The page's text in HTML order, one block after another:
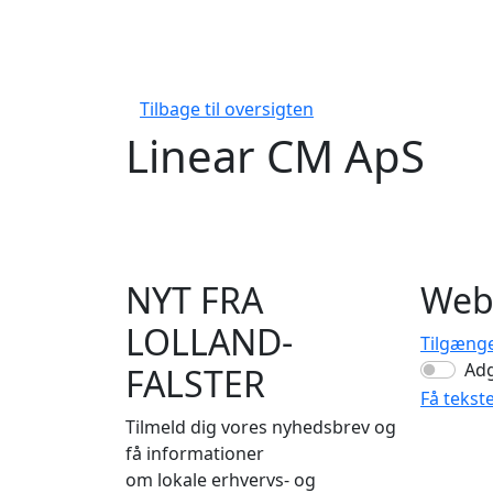
Tilbage til oversigten
Linear CM ApS
NYT FRA
LOLLAND-
FALSTER
Tilmeld dig vores nyhedsbrev og
få informationer
om lokale erhvervs- og
Få